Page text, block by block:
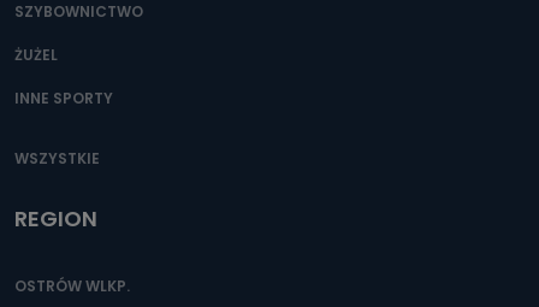
SZYBOWNICTWO
ŻUŻEL
INNE SPORTY
WSZYSTKIE
REGION
OSTRÓW WLKP.